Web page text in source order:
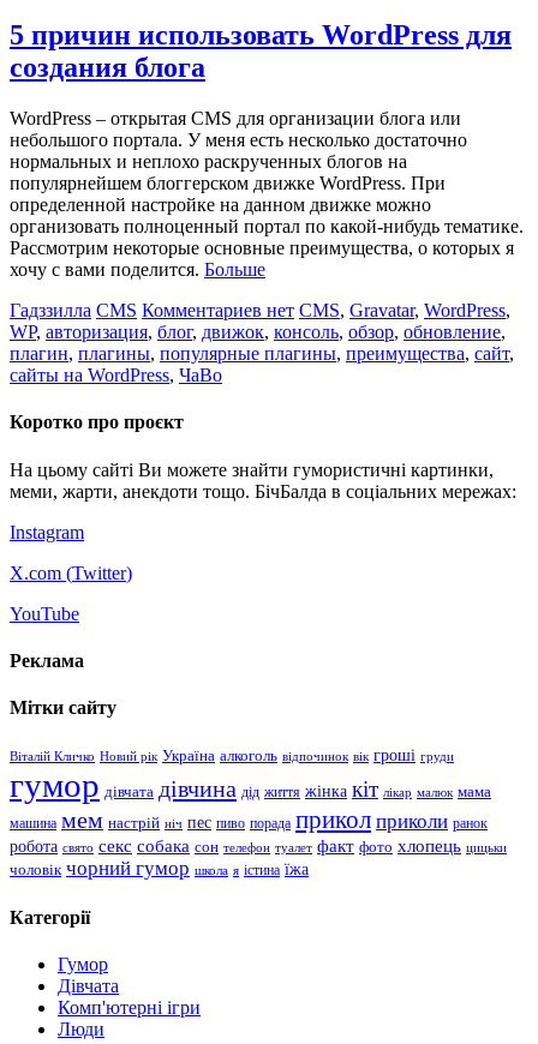
5 причин использовать WordPress для
создания блога
WordPress – открытая CMS для организации блога или
небольшого портала. У меня есть несколько достаточно
нормальных и неплохо раскрученных блогов на
популярнейшем блоггерском движке WordPress. При
определенной настройке на данном движке можно
организовать полноценный портал по какой-нибудь тематике.
Рассмотрим некоторые основные преимущества, о которых я
хочу с вами поделится. Больше
Гадззилла CMS Комментариев нет CMS, Gravatar, WordPress,
WP, авторизация, блог, движок, консоль, обзор, обновление,
плагин, плагины, популярные плагины, преимущества, сайт,
сайты на WordPress, ЧаВо
Коротко про проєкт
На цьому сайті Ви можете знайти гумористичні картинки,
меми, жарти, анекдоти тощо. БічБалда в соціальних мережах:
Instagram
X.com (Twitter)
YouTube
Реклама
Мітки сайту
Віталій Кличко Новий рік Україна алкоголь відпочинок вік гроші груди
гумор дівчата дівчина дід життя жінка кіт лікар малюк мама
машина мем настрій ніч пес пиво порада прикол приколи ранок
робота свято секс собака сон телефон туалет факт фото хлопець цицьки
чоловік чорний гумор школа я істина їжа
Категорії
Гумор
Дівчата
Комп'ютерні ігри
Люди